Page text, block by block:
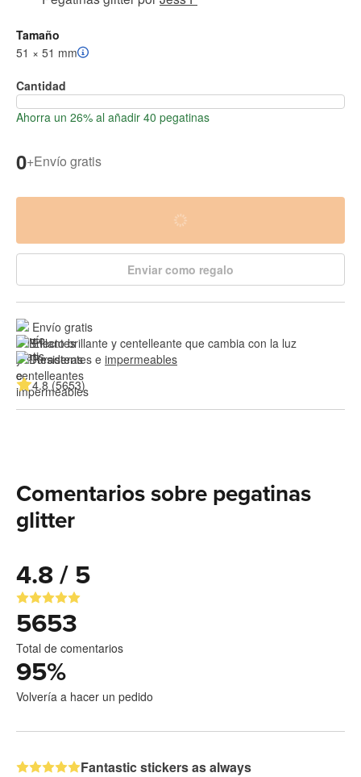
Tamaño
51 × 51 mm
Cantidad
Ahorra un 26% al añadir 40 pegatinas
0+Envío gratis
Enviar como regalo
Envío gratis
Efecto brillante y centelleante que cambia con la luz
Resistentes e impermeables
4.8 (5653)
Comentarios sobre pegatinas
glitter
4.8 / 5
5653
Total de comentarios
95%
Volvería a hacer un pedido
Fantastic stickers as always